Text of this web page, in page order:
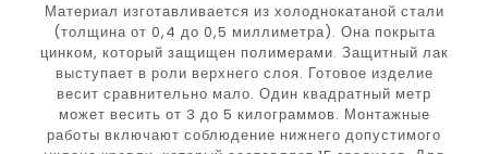
Материал изготавливается из холоднокатаной стали
(толщина от 0,4 до 0,5 миллиметра). Она покрыта
цинком, который защищен полимерами. Защитный лак
выступает в роли верхнего слоя. Готовое изделие
весит сравнительно мало. Один квадратный метр
может весить от 3 до 5 килограммов. Монтажные
работы включают соблюдение нижнего допустимого